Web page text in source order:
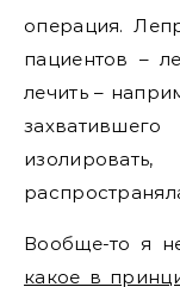
операция.
пациентов –
лечить –
Вообще-то я
какое в